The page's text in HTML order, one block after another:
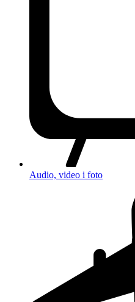
Audio, video i foto